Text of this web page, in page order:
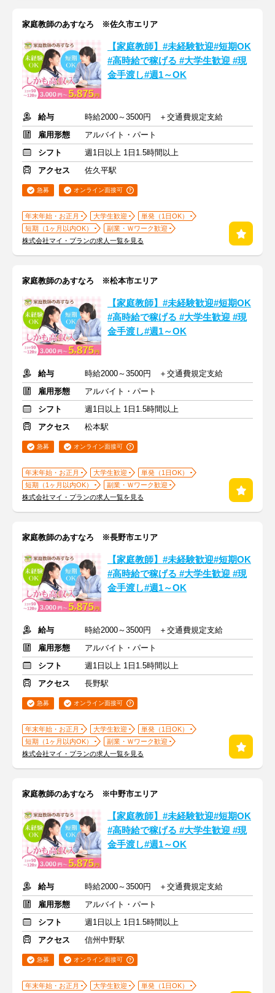
家庭教師のあすなろ ※佐久市エリア
【家庭教師】#未経験歓迎#短期OK
#高時給で稼げる #大学生歓迎 #現
金手渡し#週1～OK
給与
時給2000～3500円 ＋交通費規定支給
雇用形態
アルバイト・パート
シフト
週1日以上 1日1.5時間以上
アクセス
佐久平駅
急募 オンライン面接可
年末年始・お正月 大学生歓迎
単発（1日OK）
短期（1ヶ月以内OK）
副業・Ｗワーク歓迎
株式会社マイ・プランの求人一覧を見る
家庭教師のあすなろ ※松本市エリア
【家庭教師】#未経験歓迎#短期OK
#高時給で稼げる #大学生歓迎 #現
金手渡し#週1～OK
給与
時給2000～3500円 ＋交通費規定支給
雇用形態
アルバイト・パート
シフト
週1日以上 1日1.5時間以上
アクセス
松本駅
急募 オンライン面接可
年末年始・お正月 大学生歓迎
単発（1日OK）
短期（1ヶ月以内OK）
副業・Ｗワーク歓迎
株式会社マイ・プランの求人一覧を見る
家庭教師のあすなろ ※長野市エリア
【家庭教師】#未経験歓迎#短期OK
#高時給で稼げる #大学生歓迎 #現
金手渡し#週1～OK
給与
時給2000～3500円 ＋交通費規定支給
雇用形態
アルバイト・パート
シフト
週1日以上 1日1.5時間以上
アクセス
長野駅
急募 オンライン面接可
年末年始・お正月 大学生歓迎
単発（1日OK）
短期（1ヶ月以内OK）
副業・Ｗワーク歓迎
株式会社マイ・プランの求人一覧を見る
家庭教師のあすなろ ※中野市エリア
【家庭教師】#未経験歓迎#短期OK
#高時給で稼げる #大学生歓迎 #現
金手渡し#週1～OK
給与
時給2000～3500円 ＋交通費規定支給
雇用形態
アルバイト・パート
シフト
週1日以上 1日1.5時間以上
アクセス
信州中野駅
急募 オンライン面接可
年末年始・お正月 大学生歓迎 単発（1日OK）